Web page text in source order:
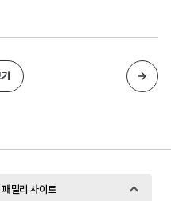
다음글
패밀리 사이트